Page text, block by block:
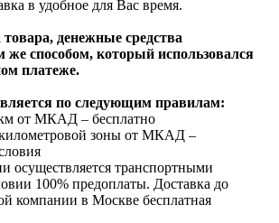
в удобное для Вас время.
товара, денежные средства
же способом, который использовался
платеже.
по следующим правилам:
от МКАД – бесплатно
километровой зоны от МКАД –
осуществляется транспортными
100% предоплаты. Доставка до
компании в Москве бесплатная